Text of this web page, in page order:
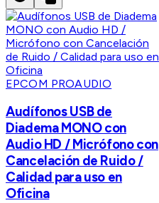
EPCOM PROAUDIO
Audífonos USB de
Diadema MONO con
Audio HD / Micrófono con
Cancelación de Ruido /
Calidad para uso en
Oficina